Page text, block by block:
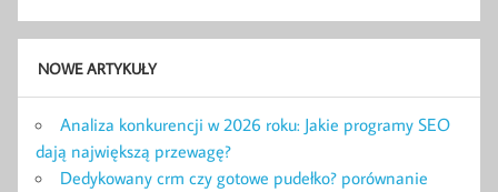
NOWE ARTYKUŁY
Analiza konkurencji w 2026 roku: Jakie programy SEO
dają największą przewagę?
Dedykowany crm czy gotowe pudełko? porównanie